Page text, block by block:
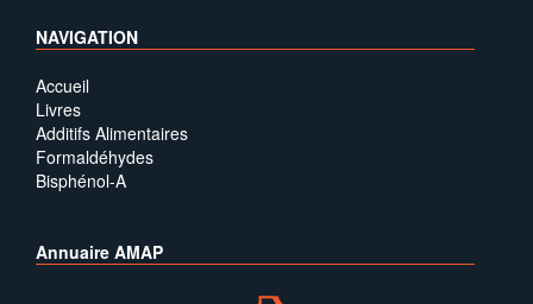
NAVIGATION
Accueil
Livres
Additifs Alimentaires
Formaldéhydes
Bisphénol-A
Annuaire AMAP